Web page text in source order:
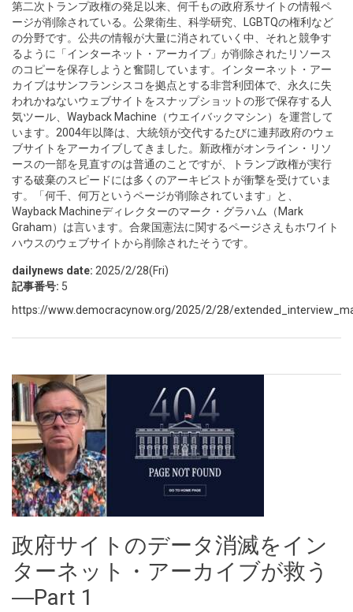
第二次トランプ政権の発足以来、何千もの政府系サイトの情報ペ
ージが削除されている。公衆衛生、科学研究、LGBTQの権利など
の分野です。公共の情報が大量に消されていく中、それと競争す
るように「インターネット・アーカイブ」が削除されたリソース
のコピーを保存しようと奮闘しています。インターネット・アー
カイブはサンフランシスコを拠点とする非営利団体で、永久に失
われかねないウェブサイトをスナップショットの形で保存する人
気ツール、Wayback Machine（ウエイバックマシン）を運営して
います。2004年以降は、大統領が交代するたびに連邦政府のウェ
ブサイトをアーカイブしてきました。新政権がオンライン・リソ
ースの一部を見直すのは普通のことですが、トランプ政権が実行
する破棄のスピードには多くのアーキビストが衝撃を受けていま
す。「何千、何万というページが削除されています」と、
Wayback Machineディレクターのマーク・グラハム（Mark
Graham）は言います。合衆国憲法に関するページさえもホワイト
ハウスのウェブサイトから削除されたそうです。
dailynews date: 2025/2/28(Fri)
記事番号: 5
https://www.democracynow.org/2025/2/28/
政府サイトのデータ消滅をイン
ターネット・アーカイブが救う
―Part 1